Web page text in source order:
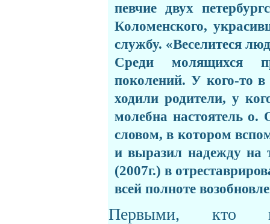
певчие двух
Коломенского,
службу. «Веселитеся
Среди молящихся
поколений. У кого-то
ходили родители, у
молебна настоятель о.
словом, в котором
и выразил надежду на
(2007г.) в
всей полноте
Первыми, кто